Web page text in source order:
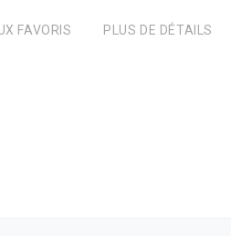
FAVORIS PLUS DE DÉTAILS